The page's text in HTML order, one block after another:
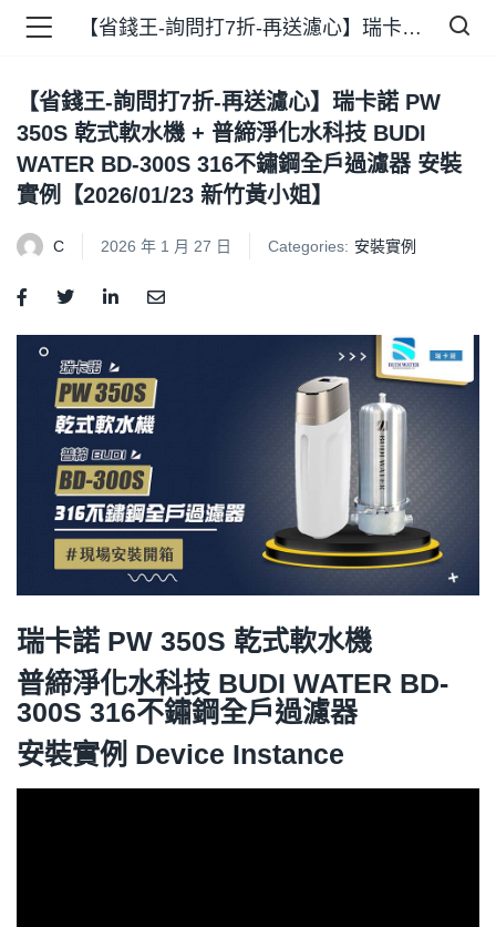
)
)
王 )
【省錢王-詢問打7折-再送濾心】瑞卡諾 PW 350S 乾式軟水機 + 普締淨化水科技 BUDI WATER BD-300S 316不鏽鋼全戶過濾器 安裝實例【2026/01/23 新竹黃小姐】
【省錢王-詢問打7折-再送濾心】瑞卡諾 PW
350S 乾式軟水機 + 普締淨化水科技 BUDI
WATER BD-300S 316不鏽鋼全戶過濾器 安裝
實例【2026/01/23 新竹黃小姐】
C 2026 年 1 月 27 日 Categories: 安裝實例
瑞卡諾 PW 350S 乾式軟水機
普締淨化水科技 BUDI WATER BD-
300S 316不鏽鋼全戶過濾器
安裝實例 Device Instance